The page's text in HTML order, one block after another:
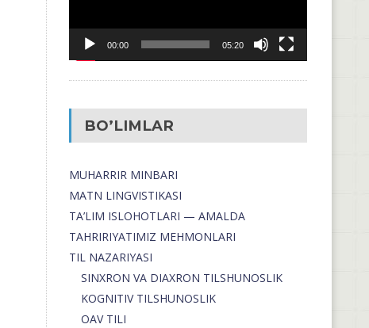
00:00 05:20
BO’LIMLAR
MUHARRIR MINBARI
MATN LINGVISTIKASI
TA’LIM ISLOHOTLARI — AMALDA
TAHRIRIYATIMIZ MEHMONLARI
TIL NAZARIYASI
SINXRON VA DIAXRON TILSHUNOSLIK
KOGNITIV TILSHUNOSLIK
OAV TILI